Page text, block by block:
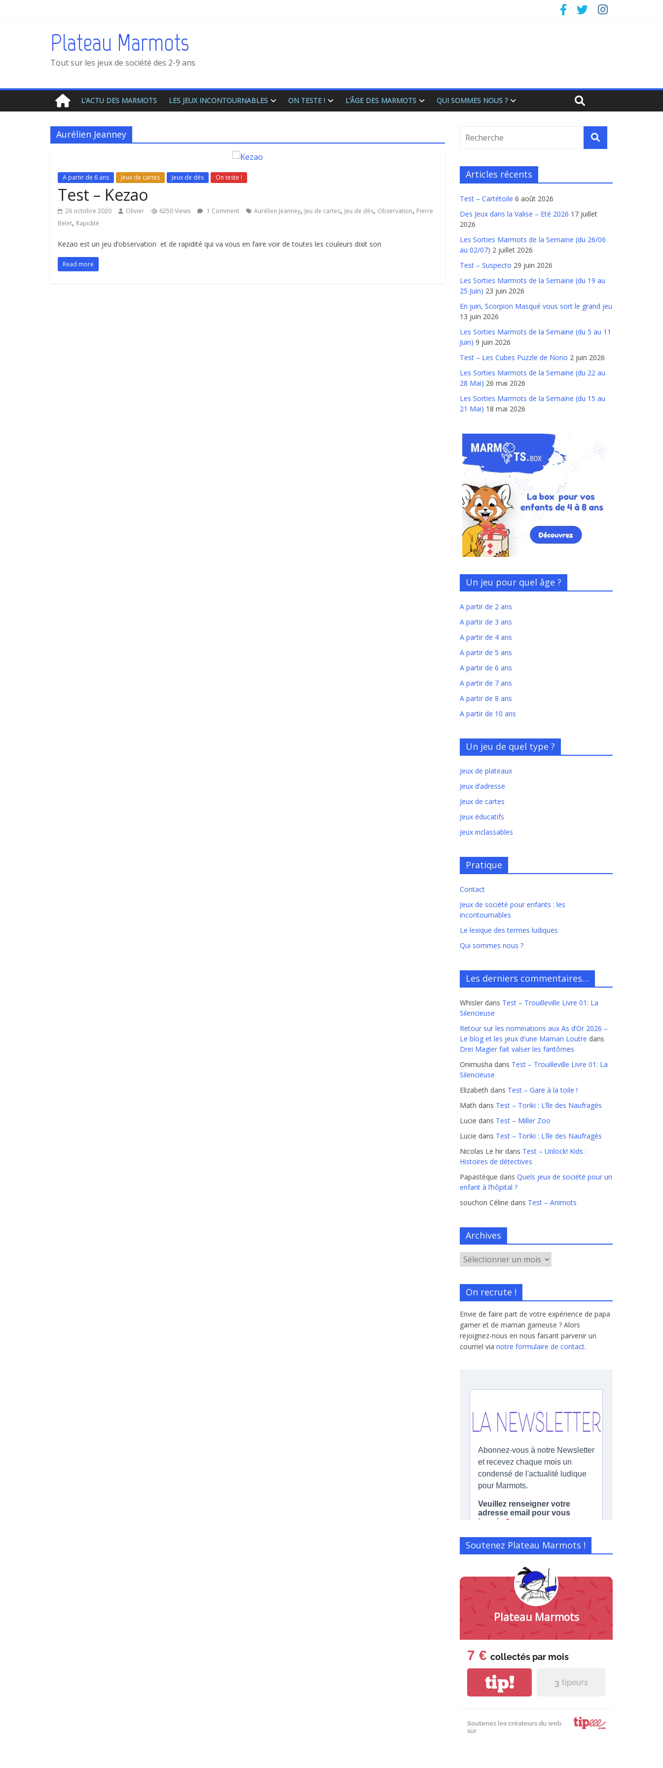
Plateau Marmots
Tout sur les jeux de société des 2-9 ans
L’ACTU DES MARMOTS LES JEUX INCONTOURNABLES ON TESTE ! L’ÂGE DES MARMOTS QUI SOMMES NOUS ?
Aurélien Jeanney
A partir de 6 ans Jeux de cartes Jeux de dés On teste !
Test – Kezao
26 octobre 2020 Olivier 6250 Views 1 Comment Aurélien Jeanney, Jeu de cartes, Jeu de dés, Observation, Pierre
Belet, Rapidité
Kezao est un jeu d’observation et de rapidité qui va vous en faire voir de toutes les couleurs dixit son
Read more
Articles récents
Test – Cartétoile 6 août 2026
Des Jeux dans la Valise – Eté 2026 17 juillet
2026
Les Sorties Marmots de la Semaine (du 26/06
au 02/07) 2 juillet 2026
Test – Suspecto 29 juin 2026
Les Sorties Marmots de la Semaine (du 19 au
25 Juin) 23 juin 2026
En juin, Scorpion Masqué vous sort le grand jeu
13 juin 2026
Les Sorties Marmots de la Semaine (du 5 au 11
Juin) 9 juin 2026
Test – Les Cubes Puzzle de Nono 2 juin 2026
Les Sorties Marmots de la Semaine (du 22 au
28 Mai) 26 mai 2026
Les Sorties Marmots de la Semaine (du 15 au
21 Mai) 18 mai 2026
Un jeu pour quel âge ?
A partir de 2 ans
A partir de 3 ans
A partir de 4 ans
A partir de 5 ans
A partir de 6 ans
A partir de 7 ans
A partir de 8 ans
A partir de 10 ans
Un jeu de quel type ?
Jeux de plateaux
Jeux d’adresse
Jeux de cartes
Jeux éducatifs
Jeux inclassables
Pratique
Contact
Jeux de société pour enfants : les
incontournables
Le lexique des termes ludiques
Qui sommes nous ?
Les derniers commentaires…
Whisler dans Test – Trouilleville Livre 01: La
Silencieuse
Retour sur les nominations aux As d’Or 2026 –
Le blog et les jeux d'une Maman Loutre dans
Drei Magier fait valser les fantômes
Onimusha dans Test – Trouilleville Livre 01: La
Silencieuse
Elizabeth dans Test – Gare à la toile !
Math dans Test – Toriki : L’île des Naufragés
Lucie dans Test – Miller Zoo
Lucie dans Test – Toriki : L’île des Naufragés
Nicolas Le hir dans Test – Unlock! Kids :
Histoires de détectives
Papastèque dans Quels jeux de société pour un
enfant à l’hôpital ?
souchon Céline dans Test – Animots
Archives
On recrute !
Envie de faire part de votre expérience de papa
gamer et de maman gameuse ? Alors
rejoignez-nous en nous faisant parvenir un
courriel via notre formulaire de contact.
Soutenez Plateau Marmots !
Plateau Marmots
7 € collectés par mois
tip! 3 tipeurs
Soutenez les créateurs du web
sur